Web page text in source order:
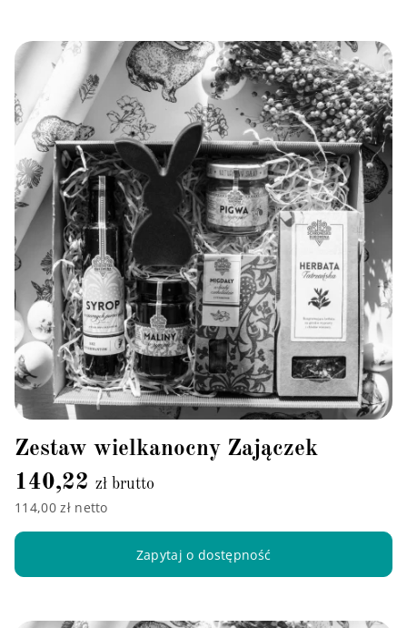
Zestaw wielkanocny Zajączek
140,22 zł brutto
114,00 zł netto
Zapytaj o dostępność